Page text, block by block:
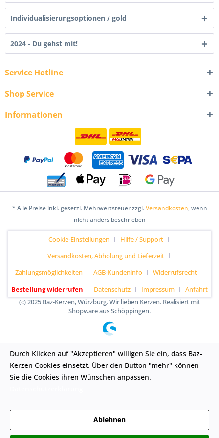
Individualisierungsoptionen / gold
2024 - Du gehst mit!
Service Hotline
Shop Service
Informationen
* Alle Preise inkl. gesetzl. Mehrwertsteuer zzgl.Versandkosten, wenn
nicht anders beschrieben
Cookie-Einstellungen
Hilfe / Support
Versandkosten, Abholung und Lieferzeit
Zahlungsmöglichkeiten
AGB-Kundeninfo
Widerrufsrecht
Bestellung widerrufen
Datenschutz Impressum
Anfahrt
(c) 2025 Baz-Kerzen, Würzburg. Wir lieben Kerzen. Realisiert mit
Shopware aus Schöppingen.
Durch Klicken auf "Akzeptieren" willigen Sie ein, dass Baz-
Kerzen Cookies einsetzt. Über den Button "mehr" können
Sie die Cookies ihren Wünschen anpassen.
Ablehnen